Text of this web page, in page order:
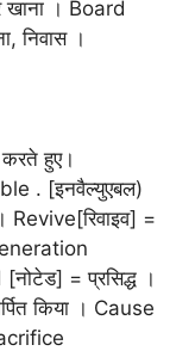
खाना । Board
निवास ।
हुए।
. [इनवैल्युएबल)
Revive[रिवाइव] =
= प्रसिद्ध ।
किया । Cause